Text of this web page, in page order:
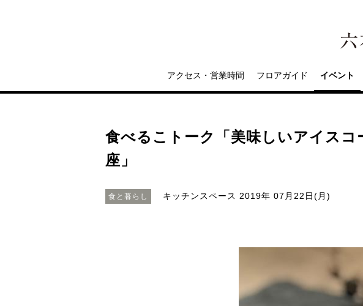
アクセス・営業時間 フロアガイド イベント
食べるこトーク「美味しいアイスコ
座」
食と暮らし キッチンスペース 2019年 07月22日(月)